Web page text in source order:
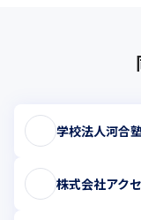
学校法人河合
株式会社アク